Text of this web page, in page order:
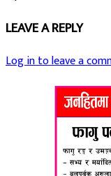
LEAVE A REPLY
Log in to leave a